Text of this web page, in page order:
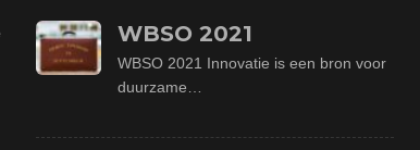
WBSO 2021
WBSO 2021 Innovatie is een bron voor
duurzame…